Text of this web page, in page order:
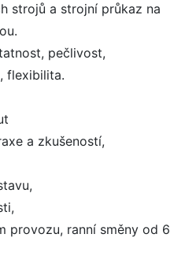
strojů a strojní průkaz na
pečlivost,
flexibilita.
a zkušeností,
provozu, ranní směny od 6